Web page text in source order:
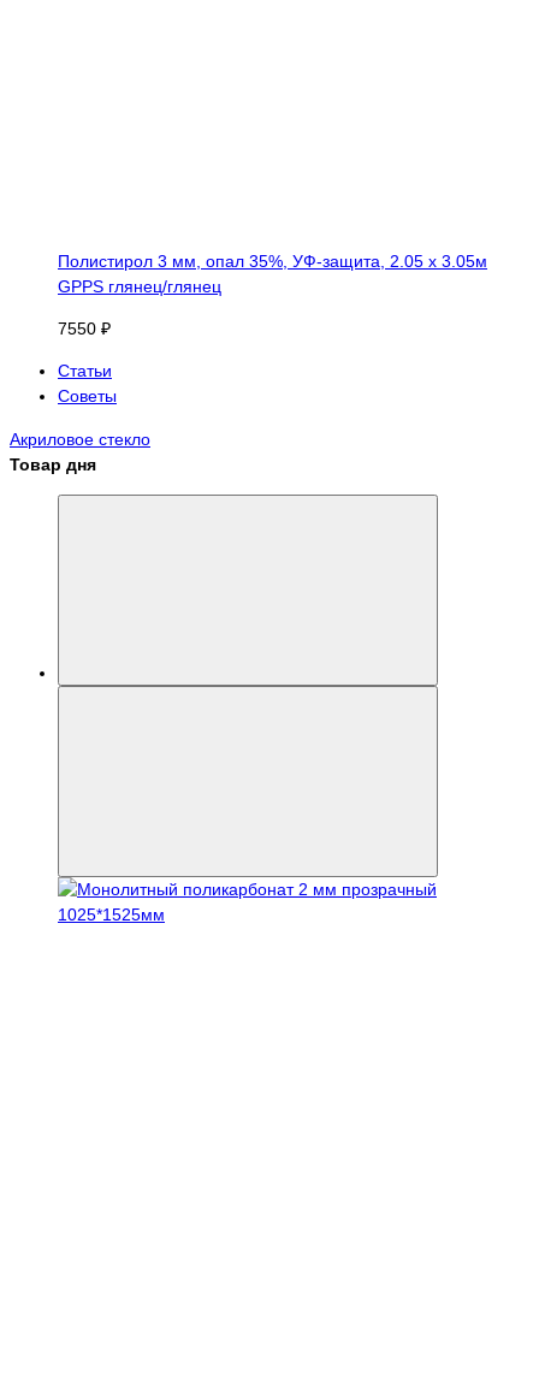
Полистирол 3 мм, опал 35%, УФ-защита, 2.05 х 3.05м
GPPS глянец/глянец
7550 ₽
Статьи
Советы
Акриловое стекло
Товар дня